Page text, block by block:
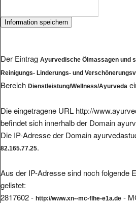
Der Eintrag Ayurvedische Ölmassagen und
Reinigungs- Linderungs- und
Bereich Dienstleistung/Wellness/Ayurveda
Die eingetragene URL http://
befindet sich innerhalb der Domain
Die IP-Adresse der Domain
82.165.77.25.
Aus der IP-Adresse sind noch folgende
gelistet:
2817602 - http://www.xn--mc-flhe-e1a.de -